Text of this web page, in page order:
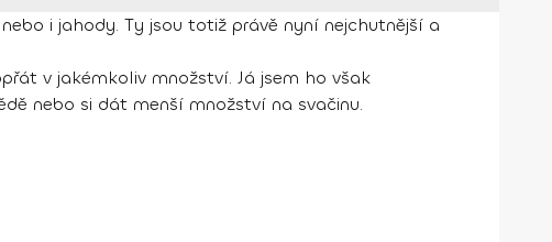
i jahody. Ty jsou totiž právě nyní nejchutnější a
v jakémkoliv množství. Já jsem ho však
nebo si dát menší množství na svačinu.